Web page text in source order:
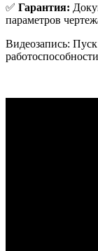
✅ Гарантия:
параметров
Видеозапись:
работоспособности